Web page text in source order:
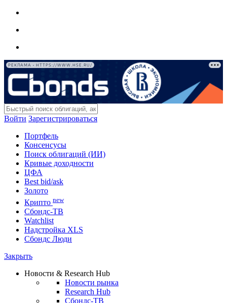
РЕКЛАМА • HTTPS://WWW.HSE.RU/
Войти Зарегистрироваться
Портфель
Консенсусы
Поиск облигаций (ИИ)
Кривые доходности
ЦФА
Best bid/ask
Золото
Крипто new
Сбондс-ТВ
Watchlist
Надстройка XLS
Сбондс Люди
Закрыть
Новости & Research Hub
Новости рынка
Research Hub
Сбондс-ТВ